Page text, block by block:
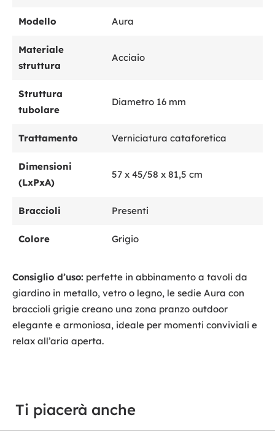
Modello Aura
Materiale
struttura
Acciaio
Struttura
tubolare
Diametro 16 mm
Trattamento Verniciatura cataforetica
Dimensioni
(LxPxA)
57 x 45/58 x 81,5 cm
Braccioli Presenti
Colore Grigio
Consiglio d’uso: perfette in abbinamento a tavoli da
giardino in metallo, vetro o legno, le sedie Aura con
braccioli grigie creano una zona pranzo outdoor
elegante e armoniosa, ideale per momenti conviviali e
relax all’aria aperta.
Ti piacerà anche